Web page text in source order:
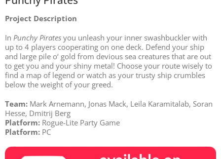
Forschung
Kontakt
Project Description
In Punchy Pirates you unleash your inner swashbuckler with
up to 4 players cooperating on one deck. Defend your ship
and large pile o‘ gold from devious sea creatures that are out
to get you and your shiny metal! Choose your route wisely to
find a map of legend or watch as your trusty ship crumbles
below the weight of your greed.
Team: Mark Arnemann, Jonas Mack, Leila Karamitalab, Soran
Hesse, Dmitrij Berg
Platform: Rogue-Lite Party Game
Platform:PC